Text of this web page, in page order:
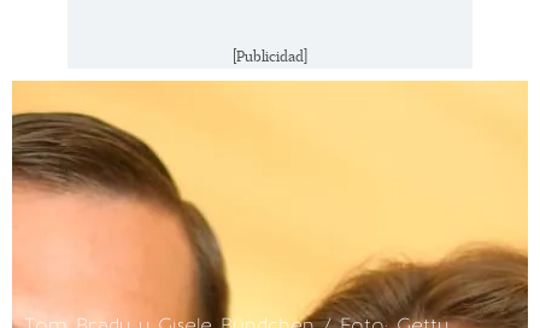
[Publicidad]